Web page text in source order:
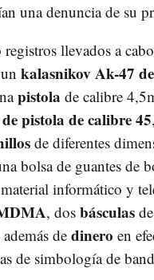
una denuncia de su
llevados a
kalasnikov Ak-47
pistola de calibre
pistola de calibre 45
de diferentes
bolsa de guantes de
informático y
, dos básculas
de dinero en
de simbología de